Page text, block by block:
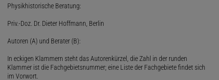
Physikhistorische Beratung:
Priv.-Doz. Dr. Dieter Hoffmann, Berlin
Autoren (A) und Berater (B):
In eckigen Klammern steht das Autorenkürzel, die Zahl in der runden
Klammer ist die Fachgebietsnummer; eine Liste der Fachgebiete findet sich
im Vorwort.